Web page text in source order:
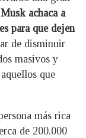
Musk achaca a
para que dejen
de disminuir
masivos y
que
más rica
de 200.000